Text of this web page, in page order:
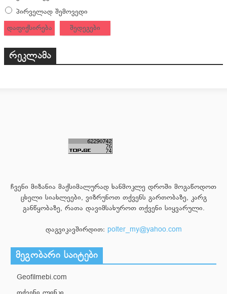
პირველად შემოვედი
დაფიქსირება
შედეგები
რეკლამა
ჩვენი მიზანია მაქსიმალურად ხანმოკლე დროში მოგაწოდოთ
ცხელი სიახლეები, ვიზრუნოთ თქვენს გართობაზე, კარგ
განწყობაზე, რათა დავიმსახუროთ თქვენი სიყვარული.
დაგვიკავშირდით: polter_my@yahoo.com
მეგობარი საიტები
Geofilmebi.com